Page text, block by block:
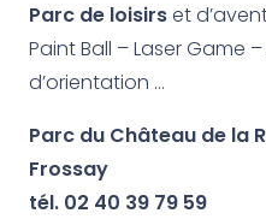
Parc de loisirset
Paint Ball – Laser Game
d’orientation …
Parc du Château de la
Frossay
tél. 02 40 39 79 59